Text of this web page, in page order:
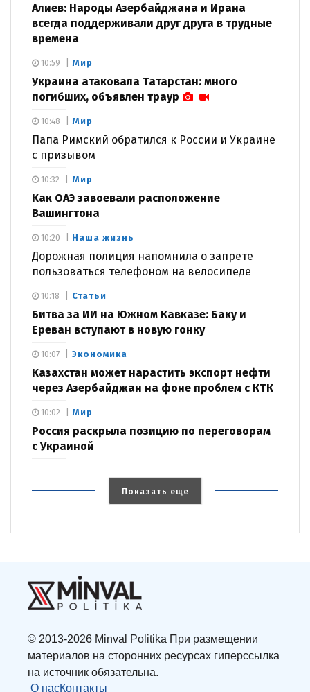
Алиев: Народы Азербайджана и Ирана
всегда поддерживали друг друга в трудные
времена
Мир
Украина атаковала Татарстан: много
погибших, объявлен траур
10:59
Мир
Папа Римский обратился к России и Украине
с призывом
10:48
Мир
Как ОАЭ завоевали расположение
Вашингтона
10:32
Наша жизнь
Дорожная полиция напомнила о запрете
пользоваться телефоном на велосипеде
10:20
Статьи
Битва за ИИ на Южном Кавказе: Баку и
Ереван вступают в новую гонку
10:18
Экономика
Казахстан может нарастить экспорт нефти
через Азербайджан на фоне проблем с КТК
10:07
Мир
Россия раскрыла позицию по переговорам
с Украиной
10:02
Показать еще
© 2013-2026 Minval Politika При размещении
материалов на сторонних ресурсах гиперссылка
на источник обязательна.
О насКонтакты